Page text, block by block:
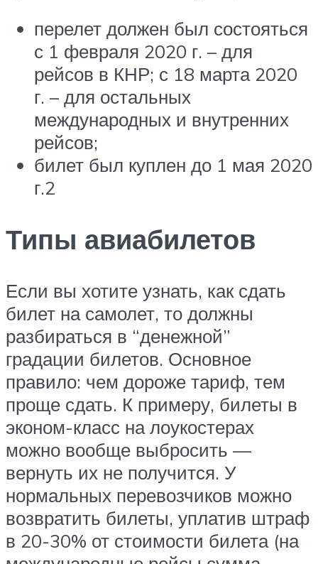
перелет должен был состояться
с 1 февраля 2020 г. – для
рейсов в КНР; с 18 марта 2020
г. – для остальных
международных и внутренних
рейсов;
билет был куплен до 1 мая 2020
г.2
Типы авиабилетов
Если вы хотите узнать, как сдать
билет на самолет, то должны
разбираться в “денежной”
градации билетов. Основное
правило: чем дороже тариф, тем
проще сдать. К примеру, билеты в
эконом-класс на лоукостерах
можно вообще выбросить —
вернуть их не получится. У
нормальных перевозчиков можно
возвратить билеты, уплатив штраф
в 20-30% от стоимости билета (на